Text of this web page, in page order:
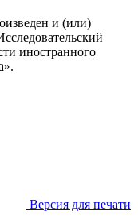
и (или)
иностранного
Версия для печати